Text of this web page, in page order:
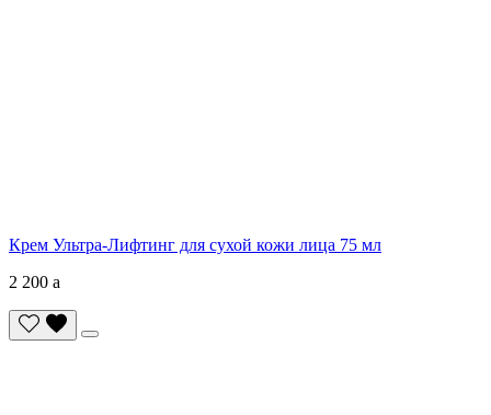
Крем Ультра-Лифтинг для сухой кожи лица 75 мл
2 200 a